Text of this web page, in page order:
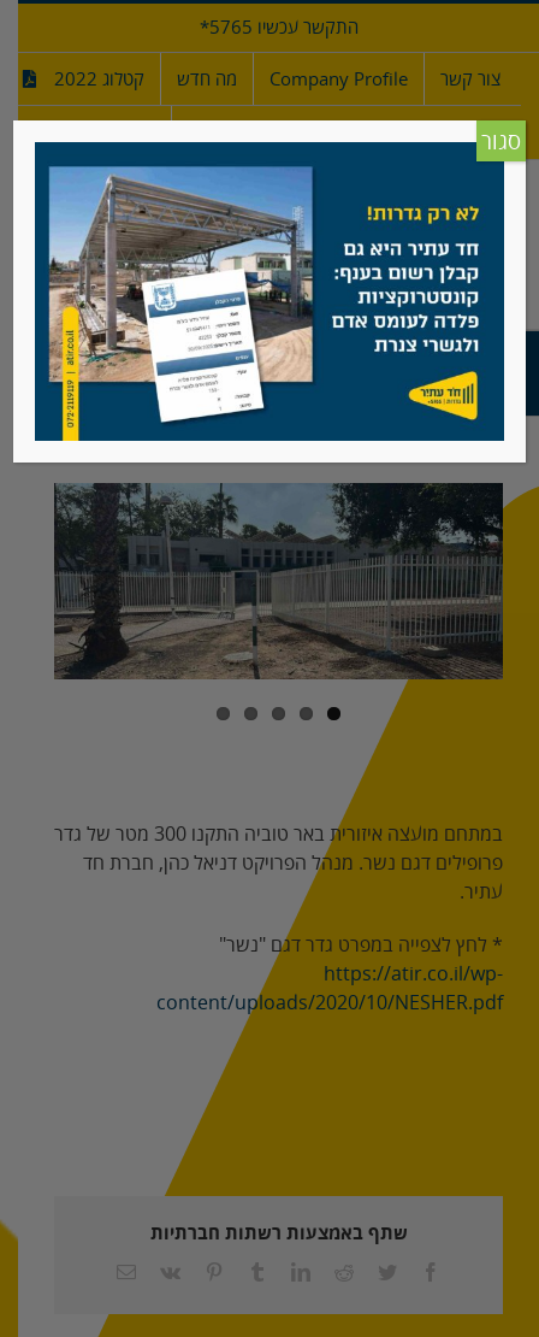
התקשר עכשיו 5765*
צור קשר Company Profile מה חדש קטלוג 2022
מ"א באר טוביה, גדר פרופילים
View
Larger
Image
במתחם מועצה איזורית באר טוביה התקנו 300 מטר של גדר
פרופילים דגם נשר. מנהל הפרויקט דניאל כהן, חברת חד
עתיר.
* לחץ לצפייה במפרט גדר דגם "נשר"
https://atir.co.il/wp-
content/uploads/2020/10/NESHER.pdf
שתף באמצעות רשתות חברתיות
Facebook
Twitter
Reddit
LinkedIn
Tumblr
Pinterest
כתובת
אלקטרוני
סגור